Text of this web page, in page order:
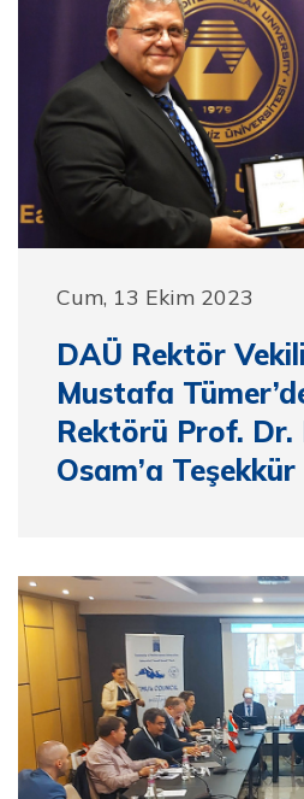
Cum, 13 Ekim 2023
DAÜ Rektör
Mustafa
Rektörü Prof. Dr.
Osam’a